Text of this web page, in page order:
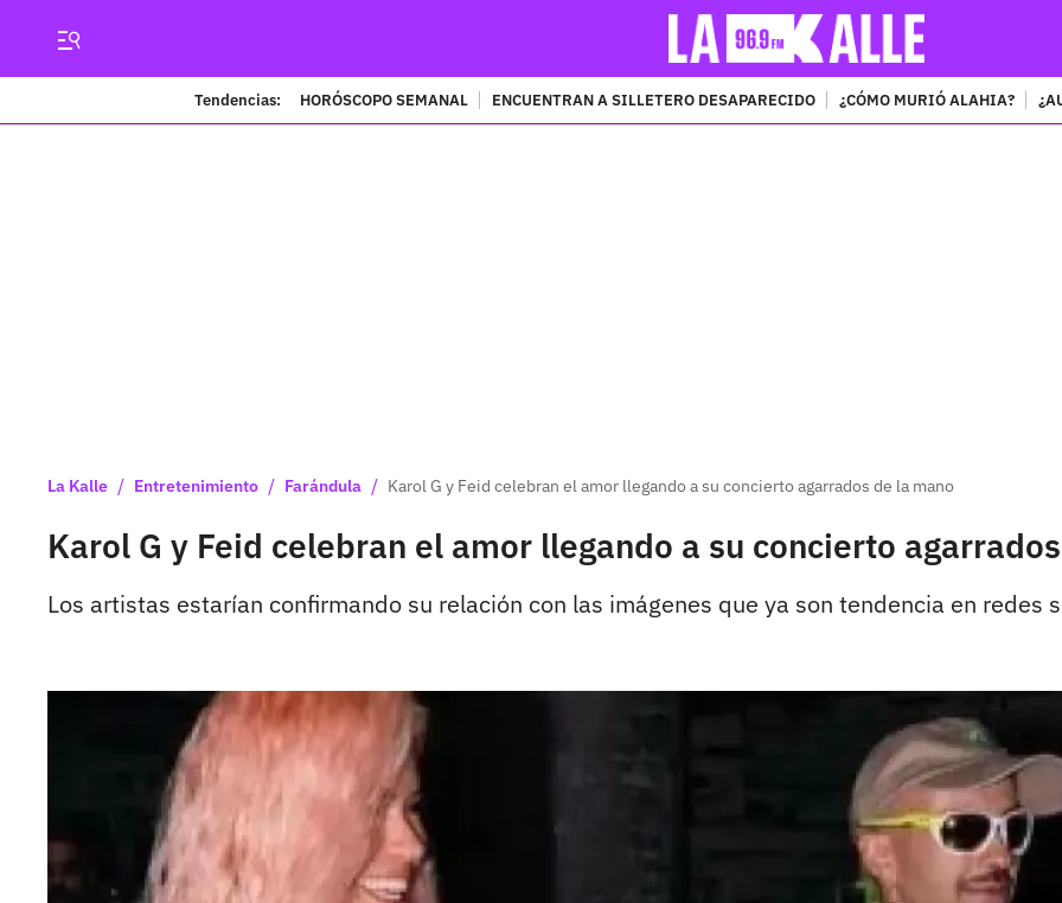
Tendencias: HORÓSCOPO SEMANAL ENCUENTRAN A SILLETERO DESAPARECIDO ¿CÓMO MURIÓ ALAHIA?
La Kalle / Entretenimiento / Farándula / Karol G y Feid celebran el amor llegando a su concierto agarrados de la mano
Karol G y Feid celebran el amor llegando a su concierto
Los artistas estarían confirmando su relación con las imágenes que ya son tendencia en redes